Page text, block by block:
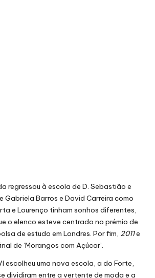
regressou à escola de D. Sebastião e
Gabriela Barros e David Carreira como
e Lourenço tinham sonhos diferentes,
o elenco esteve centrado no prémio de
de estudo em Londres. Por fim, 2011e
de ‘Morangos com Açúcar’.
escolheu uma nova escola, a do Forte,
dividiram entre a vertente de moda e a